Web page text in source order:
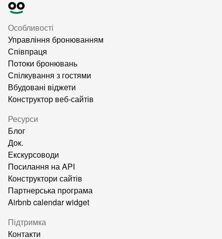
Особливості
Управління бронюванням
Співпраця
Потоки бронювань
Спілкування з гостями
Вбудовані віджети
Конструктор веб-сайтів
Ресурси
Блог
Док.
Екскурсоводи
Посилання на API
Конструктори сайтів
Партнерська програма
Airbnb calendar widget
Підтримка
Контакти